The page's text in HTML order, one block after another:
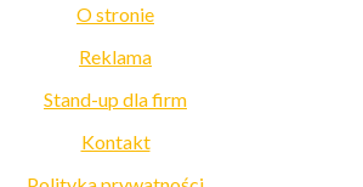
O stronie
Reklama
Stand-up dla firm
Kontakt